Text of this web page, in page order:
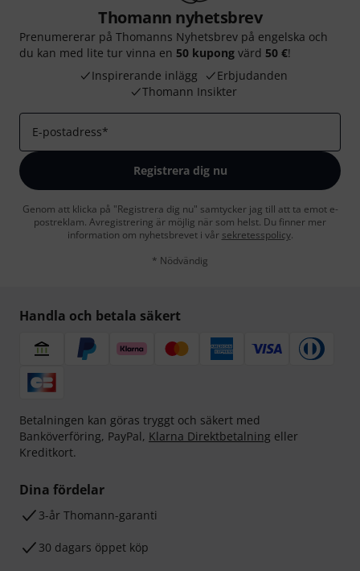
Thomann nyhetsbrev
Prenumererar på Thomanns Nyhetsbrev på engelska och
du kan med lite tur vinna en 50 kupong värd 50 €!
Inspirerande inlägg
Erbjudanden
Thomann Insikter
E-postadress*
Registrera dig nu
Genom att klicka på "Registrera dig nu" samtycker jag till att ta emot e-
postreklam. Avregistrering är möjlig när som helst. Du finner mer
information om nyhetsbrevet i vår sekretesspolicy.
* Nödvändig
Handla och betala säkert
Betalningen kan göras tryggt och säkert med
Banköverföring, PayPal, Klarna Direktbetalning eller
Kreditkort.
Dina fördelar
3-år Thomann-garanti
30 dagars öppet köp